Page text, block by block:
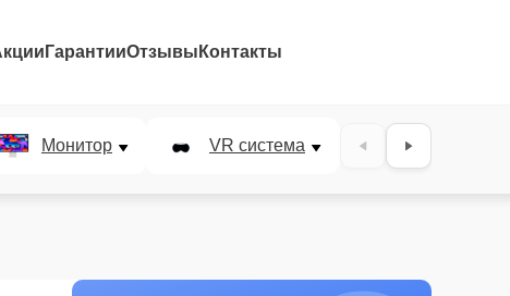
ГарантииОтзывы Контакты
Монитор VR система Наушники